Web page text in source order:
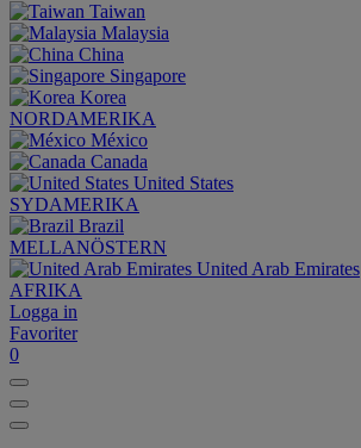
Taiwan
Malaysia
China
Singapore
Korea
NORDAMERIKA
México
Canada
United States
SYDAMERIKA
Brazil
MELLANÖSTERN
United Arab Emirates
AFRIKA
Logga in
Favoriter
0